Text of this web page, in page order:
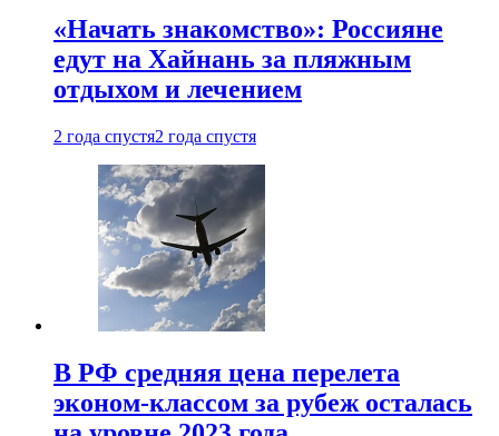
«Начать знакомство»: Россияне
едут на Хайнань за пляжным
отдыхом и лечением
2 года спустя2 года спустя
В РФ средняя цена перелета
эконом-классом за рубеж осталась